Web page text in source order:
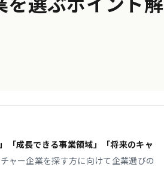
「成長できる事業領域」「将来のキャ
ャー企業を探す方に向けて企業選びの